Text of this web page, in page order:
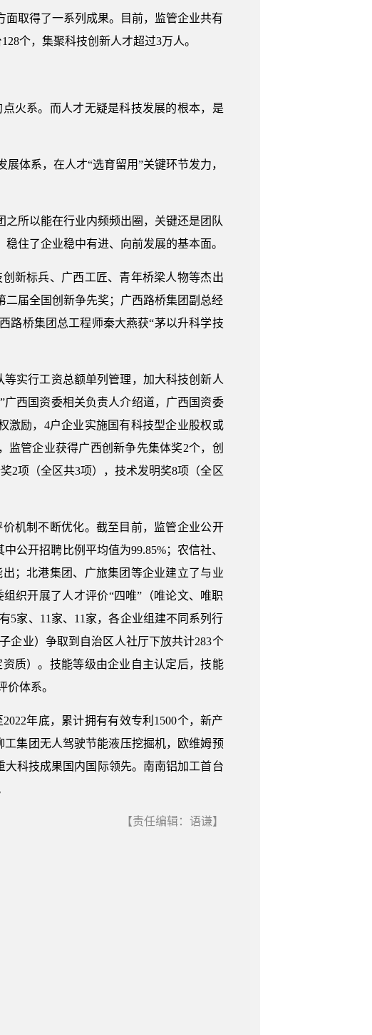
取得了一系列成果。目前，监管企业共有
个，集聚科技创新人才超过3万人。
火系。而人才无疑是科技发展的根本，是
体系，在人才“选育留用”关键环节发力，
所以能在行业内频频出圈，关键还是团队
住了企业稳中有进、向前发展的基本面。
新标兵、广西工匠、青年桥梁人物等杰出
二届全国创新争先奖；广西路桥集团副总经
路桥集团总工程师秦大燕获“茅以升科学技
实行工资总额单列管理，加大科技创新人
西国资委相关负责人介绍道，广西国资委
激励，4户企业实施国有科技型企业股权或
监管企业获得广西创新争先集体奖2个，创
2项（全区共3项），技术发明奖8项（全区
机制不断优化。截至目前，监管企业公开
公开招聘比例平均值为99.85%；农信社、
；北港集团、广旅集团等企业建立了与业
织开展了人才评价“四唯”（唯论文、唯职
5家、11家、11家，各企业组建不同系列行
企业）争取到自治区人社厅下放共计283个
质）。技能等级由企业自主认定后，技能
体系。
年底，累计拥有有效专利1500个，新产
集团无人驾驶节能液压挖掘机，欧维姆预
科技成果国内国际领先。南南铝加工首台
【责任编辑：语谦】